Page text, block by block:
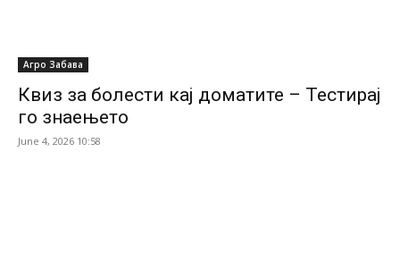
Агро Забава
Квиз за болести кај доматите – Тестирај
го знаењето
June 4, 2026 10:58